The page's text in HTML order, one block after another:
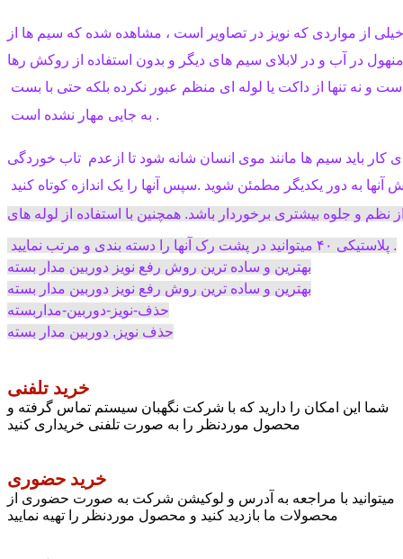
در آب و در لابلای سیم های دیگر و بدون استفاده از روکش رها
و نه تنها از داکت یا لوله ای منظم عبور نکرده بلکه حتی با بست
به جایی مهار نشده است .
کار باید سیم ها مانند موی انسان شانه شود تا ازعدم  تاب خوردگی
آنها به دور یکدیگر مطمئن شوید .سپس آنها را یک اندازه کوتاه کنید
نظم و جلوه بیشتری برخوردار باشد. همچنین با استفاده از لوله های
پلاستیکی ۴۰ میتوانید در پشت رک آنها را دسته بندی و مرتب نمایید .
بهترین و ساده ترین روش رفع نویز دوربین مدار بسته
بهترین و ساده ترین روش رفع نویز دوربین مدار بسته
حذف-نویز-دوربین-مداربسته
حذف نویز, دوربین مدار بسته
خرید تلفنی
شما این امکان را دارید که با شرکت نگهبان سیستم تماس گرفته و
محصول موردنظر را به صورت تلفنی خریداری کنید
خرید حضوری
میتوانید با مراجعه به آدرس و لوکیشن شرکت به صورت حضوری از
محصولات ما بازدید کنید و محصول موردنظر را تهیه نمایید